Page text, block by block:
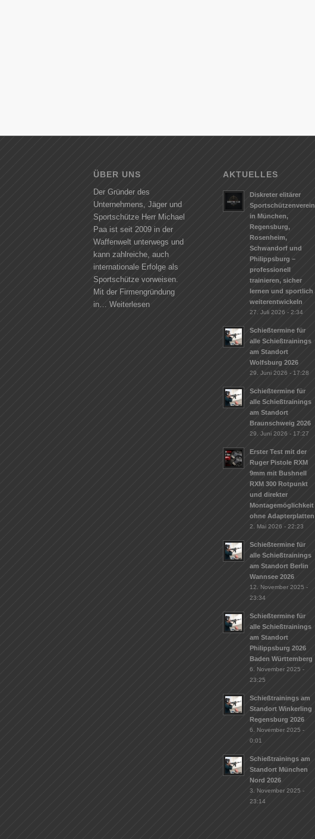
ÜBER UNS
Der Gründer des
Unternehmens, Jäger und
Sportschütze Herr Michael
Paa ist seit 2009 in der
Waffenwelt unterwegs und
kann zahlreiche, auch
internationale Erfolge als
Sportschütze vorweisen.
Mit der Firmengründung
in… Weiterlesen
AKTUELLES
Diskreter elitärer
Sportschützenverein
in München,
Regensburg,
Rosenheim,
Schwandorf und
Philippsburg –
professionell
trainieren, sicher
lernen und sportlich
weiterentwickeln
27. Juli 2026 - 2:34
Schießtermine für
alle Schießtrainings
am Standort
Wolfsburg 2026
29. Juni 2026 - 17:28
Schießtermine für
alle Schießtrainings
am Standort
Braunschweig 2026
29. Juni 2026 - 17:27
Erster Test mit der
Ruger Pistole RXM
9mm mit Bushnell
RXM 300 Rotpunkt
und direkter
Montagemöglichkeit
ohne Adapterplatten
2. Mai 2026 - 22:23
Schießtermine für
alle Schießtrainings
am Standort Berlin
Wannsee 2026
12. November 2025 -
23:34
Schießtermine für
alle Schießtrainings
am Standort
Philippsburg 2026
Baden Württemberg
6. November 2025 -
23:25
Schießtrainings am
Standort Winkerling
Regensburg 2026
6. November 2025 -
0:01
Schießtrainings am
Standort München
Nord 2026
3. November 2025 -
23:14